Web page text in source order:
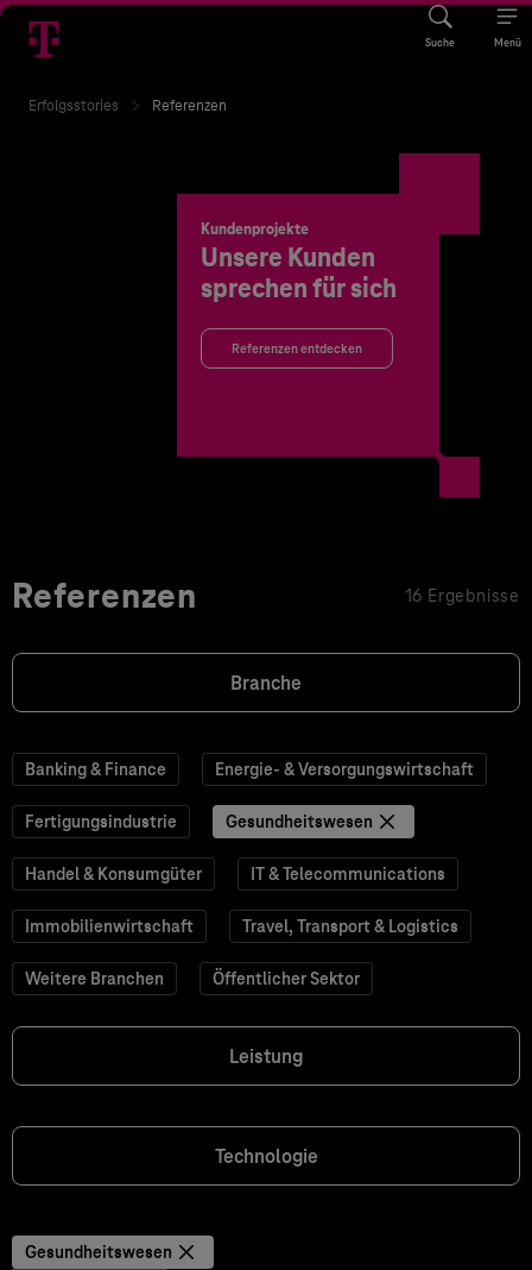
Suche Menü
Erfolgsstories Referenzen
Kundenprojekte
Unsere Kunden
sprechen für sich
Referenzen entdecken
Referenzen 16 Ergebnisse
Branche
Banking & Finance Energie- & Versorgungswirtschaft
Fertigungsindustrie Gesundheitswesen
Handel & Konsumgüter IT & Telecommunications
Immobilienwirtschaft Travel, Transport & Logistics
Weitere Branchen Öffentlicher Sektor
Leistung
Technologie
Gesundheitswesen